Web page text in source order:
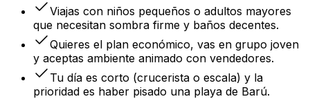
Viajas con niños pequeños o adultos mayores
que necesitan sombra firme y baños decentes.
Quieres el plan económico, vas en grupo joven
y aceptas ambiente animado con vendedores.
Tu día es corto (crucerista o escala) y la
prioridad es haber pisado una playa de Barú.